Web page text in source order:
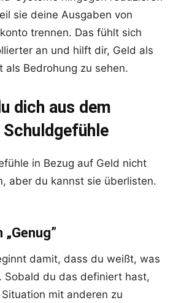
sie deine Ausgaben von
trennen. Das fühlt sich
an und hilft dir, Geld als
als Bedrohung zu sehen.
dich aus dem
in Bezug auf Geld nicht
aber du kannst sie überlisten.
damit, dass du weißt, was
Sobald du das definiert hast,
mit anderen zu